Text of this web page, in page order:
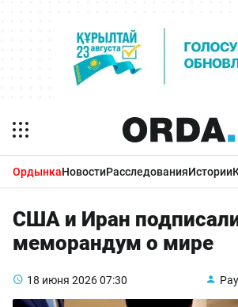
ОрдынкаНовостиРасследованияИстории
США и Иран
меморандум о мире
18 июня 202607:30